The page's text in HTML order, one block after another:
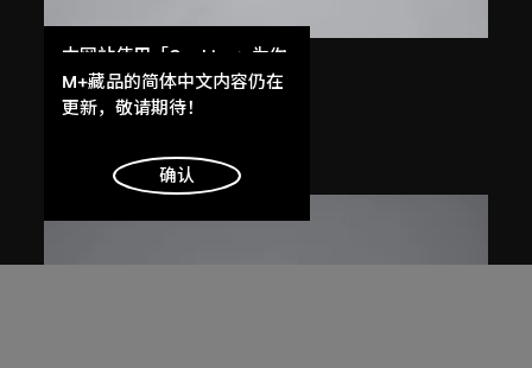
Front
立體草繪椅
本网站使用「Cookies」为你
提供最好的网站体验。
了解更多
明白
M+藏品的简体中文内容仍在
更新，敬请期待！
确认